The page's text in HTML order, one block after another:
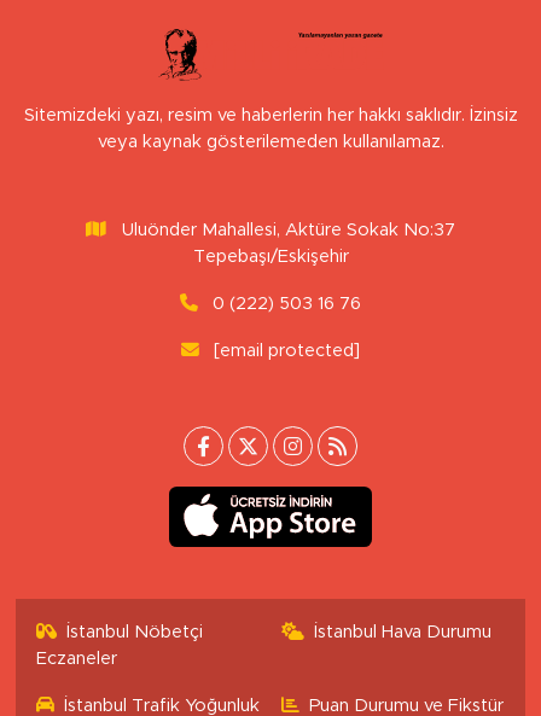
Sitemizdeki yazı, resim ve haberlerin her hakkı saklıdır. İzinsiz
veya kaynak gösterilemeden kullanılamaz.
Uluönder Mahallesi, Aktüre Sokak No:37
Tepebaşı/Eskişehir
0 (222) 503 16 76
[email protected]
İstanbul Nöbetçi
Eczaneler
İstanbul Hava Durumu
İstanbul Trafik Yoğunluk
Puan Durumu ve Fikstür